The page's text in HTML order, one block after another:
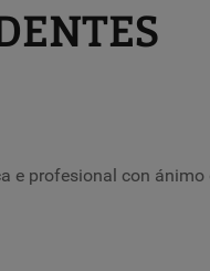
e profesional con ánimo